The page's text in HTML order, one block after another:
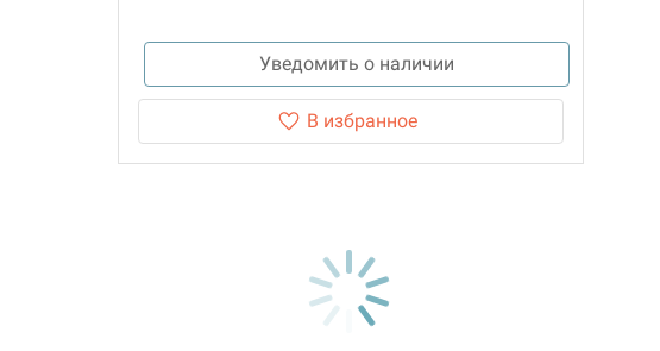
Уведомить о наличии
В избранное